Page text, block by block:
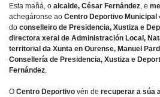
Esta mañá, o alcalde, César Fernández, e
achegáronse ao Centro Deportivo Municipal
do conselleiro de Presidencia, Xustiza e
directora xeral de Administración Local,
territorial da Xunta en Ourense, Manuel
Consellería de Presidencia, Xustiza e
Fernández.
O Centro Deportivo vén de recuperar a súa